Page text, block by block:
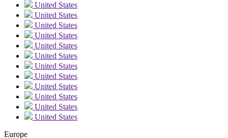
United States
United States
United States
United States
United States
United States
United States
United States
United States
United States
United States
United States
Europe